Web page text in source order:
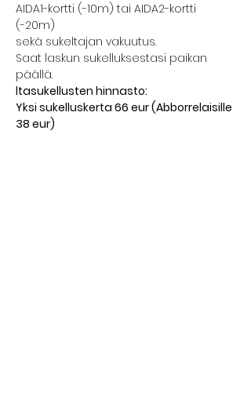
AIDA1-kortti (-10m) tai AIDA2-kortti
(-20m)
sekä sukeltajan vakuutus.
Saat laskun sukelluksestasi paikan
päällä.
ltasukellusten hinnasto:
Yksi sukelluskerta 66 eur (Abborrelaisille
38 eur)